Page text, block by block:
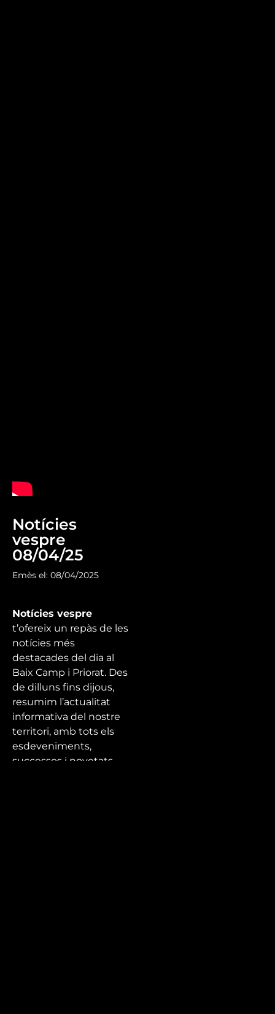
Notícies
vespre
08/04/25
Emès el: 08/04/2025
Notícies vespre
t’ofereix un repàs de les
notícies més
destacades del dia al
Baix Camp i Priorat. Des
de dilluns fins dijous,
resumim l’actualitat
informativa del nostre
territori, amb tots els
esdeveniments,
successos i novetats